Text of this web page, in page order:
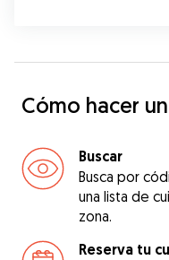
Cómo hacer
Buscar
Busca por
una lista de
zona.
Reserva tu